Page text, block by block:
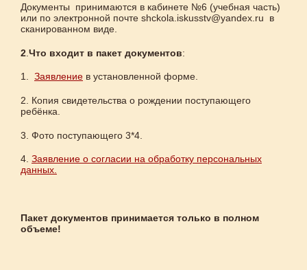
Документы принимаются в кабинете №6 (учебная часть)
или по электронной почте shckola.iskusstv@yandex.ru в
сканированном виде.
2 Что входит в пакет документов:
1. Заявление в установленной форме.
2. Копия свидетельства о рождении поступающего
ребёнка.
3. Фото поступающего 3*4.
4. Заявление о согласии на обработку персональных
данных.
Пакет документов принимается только в полном
объеме!